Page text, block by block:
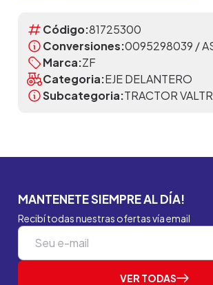
Código:81725300
Conversiones:0095298039 /
Marca:ZF
Categoria:EJE DELANTERO
Subcategoria:TRACTOR
MANTENETE SIEMPRE AL DÍA!
Recibí todas nuestras ofertas vía email
VER TODAS